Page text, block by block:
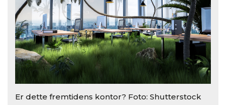
Er dette fremtidens kontor? Foto: Shutterstock